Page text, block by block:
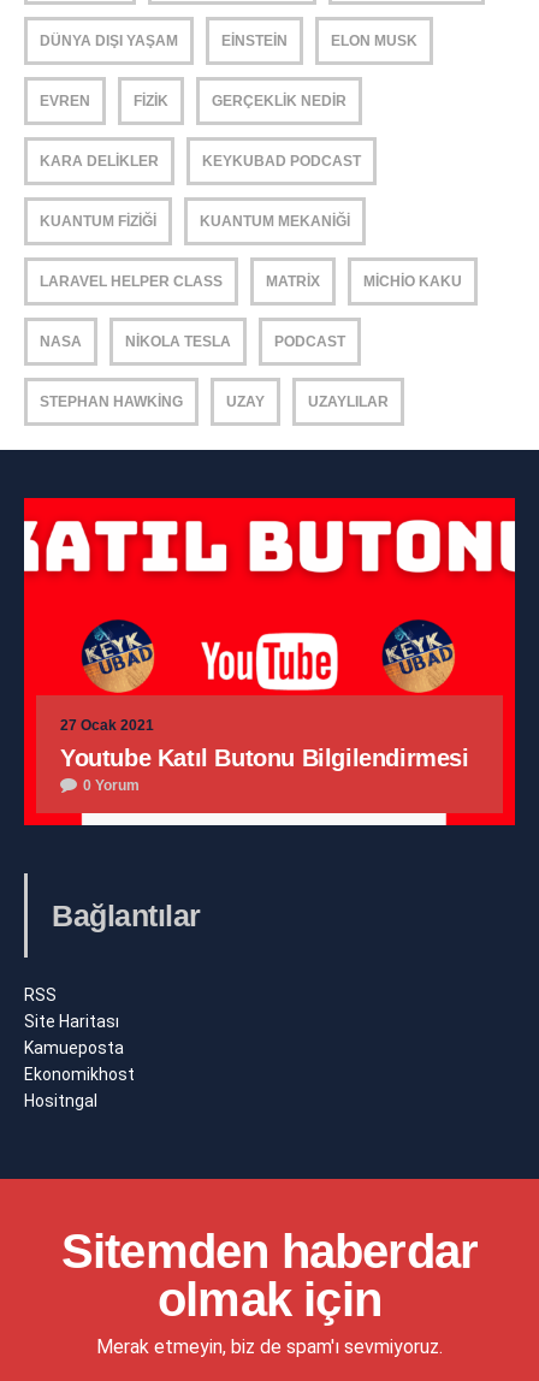
DÜNYA DIŞI YAŞAM EINSTEIN ELON MUSK
EVREN FIZIK GERÇEKLIK NEDIR
KARA DELIKLER KEYKUBAD PODCAST
KUANTUM FIZIĞI KUANTUM MEKANIĞI
LARAVEL HELPER CLASS MATRIX MICHIO KAKU
NASA NIKOLA TESLA PODCAST
STEPHAN HAWKING UZAY UZAYLILAR
27 Ocak 2021
Youtube Katıl Butonu Bilgilendirmesi
0 Yorum
Bağlantılar
RSS
Site Haritası
Kamueposta
Ekonomikhost
Hositngal
Sitemden haberdar
olmak için
Merak etmeyin, biz de spam'ı sevmiyoruz.